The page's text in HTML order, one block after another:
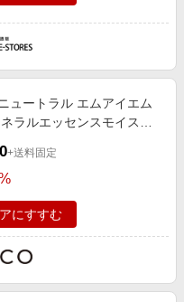
ュートラル エムアイエム
ラルエッセンスモイスト
+送料固定
にすすむ